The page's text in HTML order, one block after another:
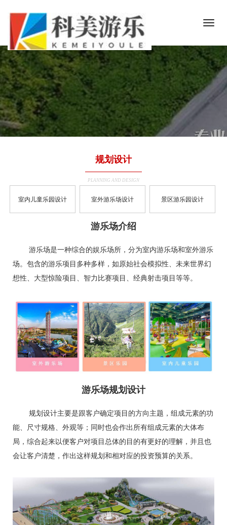
规划设计
PLANNING AND DESIGN
室内儿童乐园设计 室外游乐场设计 景区游乐园设计
游乐场介绍
游乐场是一种综合的娱乐场所，分为室内游乐场和室外游乐
场。包含的游乐项目多种多样，如原始社会模拟性、未来世界幻
想性、大型惊险项目、智力比赛项目、经典射击项目等等。
游乐场规划设计
规划设计主要是跟客户确定项目的方向主题，组成元素的功
能、尺寸规格、外观等；同时也会作出所有组成元素的大体布
局，综合起来以便客户对项目总体的目的有更好的理解，并且也
会让客户清楚，作出这样规划和相对应的投资预算的关系。